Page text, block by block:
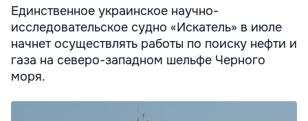
Единственное украинское научно-
исследовательское судно «Искатель» в июле
начнет осуществлять работы по поиску нефти и
газа на северо-западном шельфе Черного
моря.